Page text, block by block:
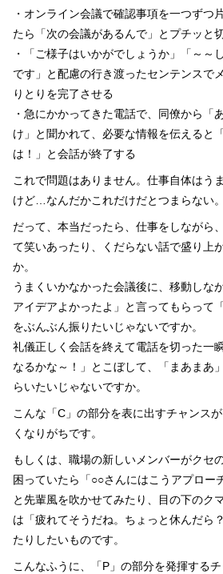
・オンライン会議で確認事項を一つずつ
たら「次の会議があるんで」とプチッと
・「ご様子はいかがでしょうか」「～～
です」と配慮の行き渡ったセンテンスで
りとりを完了させる
・急にかかってきた電話で、同僚から「
け」と聞かれて、必要な情報を伝えると
は！」と会話が終了する
これで問題はありません。仕事自体はう
けど…なんだかこれだけだとつまらない。
だって、本当だったら、仕事をしながら
て笑いあったり、くだらない話で盛り上
か。
うまくいかなかった会議後に、移動しな
アイデアよかったよ」と言ってもらって
をぶんぶん振りたいじゃないですか。
礼儀正しく会話を終えて電話を切った一
なるかな～！」とこぼして、「まあまあ
らいたいじゃないですか。
こんな「C」の部分を表に出すチャンス
くなりがちです。
もしくは、職場の新しいメンバーがクセ
困っていたら「○○さんにはこうアプロー
と先輩風を吹かせてみたり、目の下のク
は「疲れてそうだね。ちょっと休んだら
たりしたいものです。
こんなふうに、「P」の部分を発揮する